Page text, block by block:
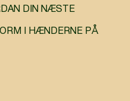
DIN NÆSTE
I HÆNDERNE PÅ